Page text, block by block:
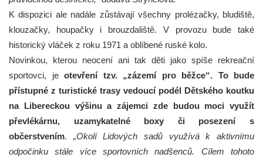
K dispozici ale nadále zůstávají všechny prolézačky, bludiště,
klouzačky, houpačky i brouzdaliště. V provozu bude také
historický vláček z roku 1971 a oblíbené ruské kolo.
Novinkou, kterou neocení ani tak děti jako spíše rekreační
sportovci, je otevření tzv. „zázemí pro běžce“. To bude
přístupné z turistické trasy vedoucí podél Dětského koutku
na Libereckou výšinu a zájemci zde budou moci využít
převlékárnu, uzamykatelné boxy či posezení s
občerstvením. „Okolí Lidových sadů využívá k aktivnímu
odpočinku stále více sportovních nadšenců. Cílem tohoto